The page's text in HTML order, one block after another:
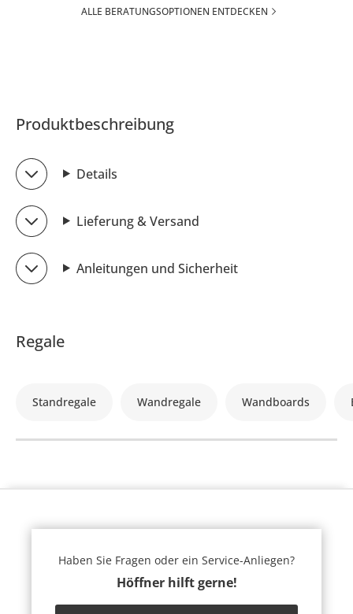
ALLE BERATUNGSOPTIONEN ENTDECKEN
Produktbeschreibung
Details
Lieferung & Versand
Anleitungen und Sicherheit
Regale
Standregale Wandregale Wandboards
Haben Sie Fragen oder ein Service-Anliegen?
Höffner hilft gerne!